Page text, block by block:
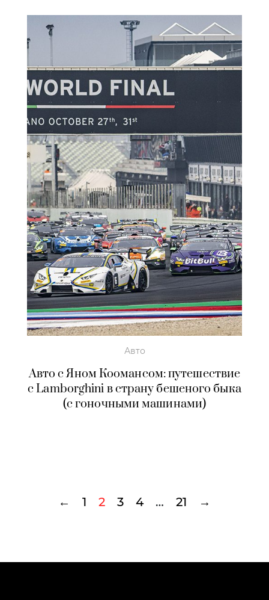
Авто
Авто с Яном Коомансом: путешествие
с Lamborghini в страну бешеного быка
(с гоночными машинами)
← 1 2 3 4 … 21 →